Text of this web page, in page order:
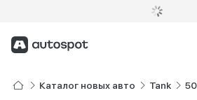
Каталог новых авто Tank